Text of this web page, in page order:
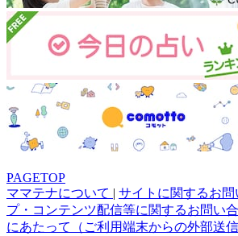
PAGETOP
ママテナについて | サイトに関するお問
プ・コンテンツ配信等に関するお問い
にあたって（ご利用端末からの外部送